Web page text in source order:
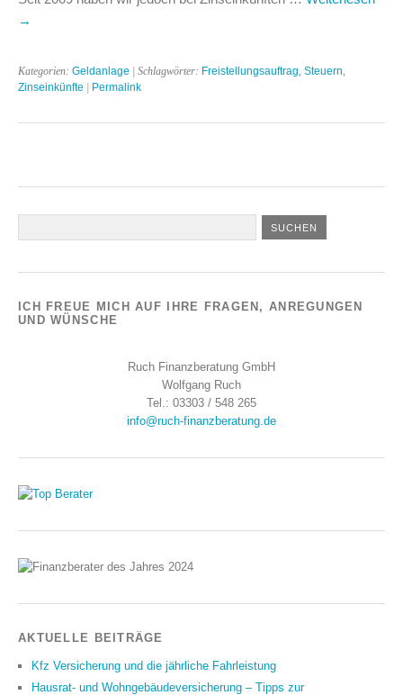
→
Kategorien: Geldanlage | Schlagwörter: Freistellungsauftrag, Steuern,
Zinseinkünfte
Permalink
ICH FREUE MICH AUF IHRE FRAGEN, ANREGUNGEN
UND WÜNSCHE
Ruch Finanzberatung GmbH
Wolfgang Ruch
Tel.: 03303 / 548 265
info@ruch-finanzberatung.de
AKTUELLE BEITRÄGE
Kfz Versicherung und die jährliche Fahrleistung
Hausrat- und Wohngebäudeversicherung – Tipps zur